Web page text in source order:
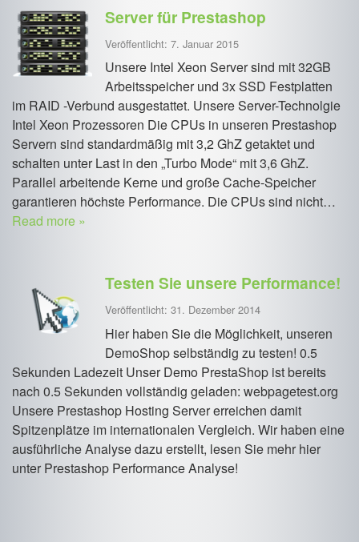
Server für Prestashop
Veröffentlicht: 7. Januar 2015
Unsere Intel Xeon Server sind mit 32GB
Arbeitsspeicher und 3x SSD Festplatten
im RAID -Verbund ausgestattet. Unsere Server-Technolgie
Intel Xeon Prozessoren Die CPUs in unseren Prestashop
Servern sind standardmäßig mit 3,2 GhZ getaktet und
schalten unter Last in den „Turbo Mode“ mit 3,6 GhZ.
Parallel arbeitende Kerne und große Cache-Speicher
garantieren höchste Performance. Die CPUs sind nicht…
Read more »
Testen Sie unsere Performance!
Veröffentlicht: 31. Dezember 2014
Hier haben Sie die Möglichkeit, unseren
DemoShop selbständig zu testen! 0.5
Sekunden Ladezeit Unser Demo PrestaShop ist bereits
nach 0.5 Sekunden vollständig geladen: webpagetest.org
Unsere Prestashop Hosting Server erreichen damit
Spitzenplätze im internationalen Vergleich. Wir haben eine
ausführliche Analyse dazu erstellt, lesen Sie mehr hier
unter Prestashop Performance Analyse!